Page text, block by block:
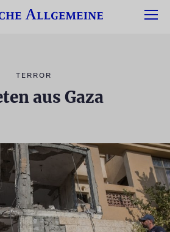
TERROR
aus Gaza